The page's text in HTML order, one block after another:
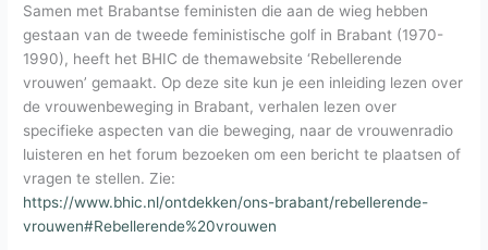
Samen met Brabantse feministen die aan de wieg hebben
gestaan van de tweede feministische golf in Brabant (1970-
1990), heeft het BHIC de themawebsite ‘Rebellerende
vrouwen’ gemaakt. Op deze site kun je een inleiding lezen over
de vrouwenbeweging in Brabant, verhalen lezen over
specifieke aspecten van die beweging, naar de vrouwenradio
luisteren en het forum bezoeken om een bericht te plaatsen of
vragen te stellen. Zie:
https://www.bhic.nl/ontdekken/ons-brabant/rebellerende-
vrouwen#Rebellerende%20vrouwen